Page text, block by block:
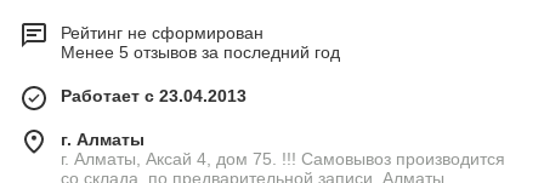
Рейтинг не сформирован
Менее 5 отзывов за последний год
Работает с 23.04.2013
г. Алматы
г. Алматы, Аксай 4, дом 75. !!! Самовывоз производится
со склада, по предварительной записи, Алматы,